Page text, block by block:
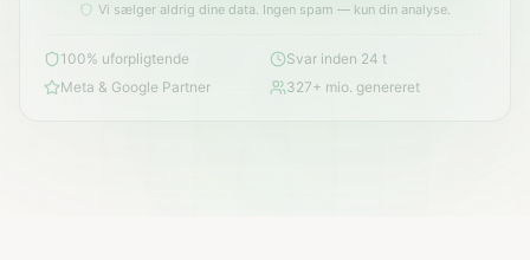
Vi sælger aldrig dine data. Ingen spam — kun din analyse.
100% uforpligtende
Svar inden 24 t
Meta & Google Partner
327+ mio. genereret